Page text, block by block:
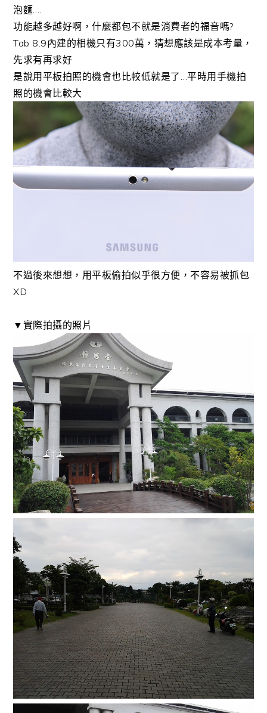
泡麵….
功能越多越好啊，什麼都包不就是消費者的福音嗎?
Tab 8.9內建的相機只有300萬，猜想應該是成本考量，
先求有再求好
是說用平板拍照的機會也比較低就是了…平時用手機拍
照的機會比較大
不過後來想想，用平板偷拍似乎很方便，不容易被抓包
XD
▼實際拍攝的照片